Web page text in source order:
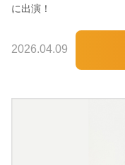
に出演！
2026.04.09